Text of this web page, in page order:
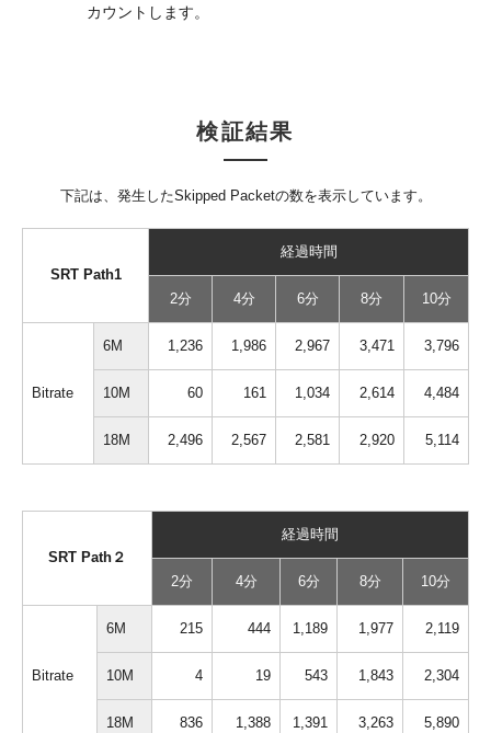
カウントします。
検証結果
下記は、発生したSkipped Packetの数を表示しています。
SRT Path1
経過時間
2分 4分 6分 8分 10分
Bitrate
6M 1,236 1,986 2,967 3,471 3,796
10M 60 161 1,034 2,614 4,484
18M 2,496 2,567 2,581 2,920 5,114
SRT Path２
経過時間
2分 4分 6分 8分 10分
Bitrate
6M 215 444 1,189 1,977 2,119
10M 4 19 543 1,843 2,304
18M 836 1,388 1,391 3,263 5,890